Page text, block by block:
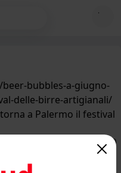
bubbles-a-giugno-
delle-birre-artigianali/
a Palermo il festival
/50